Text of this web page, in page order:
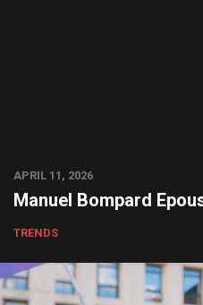
APRIL 11, 2026
Manuel Bompard
TRENDS